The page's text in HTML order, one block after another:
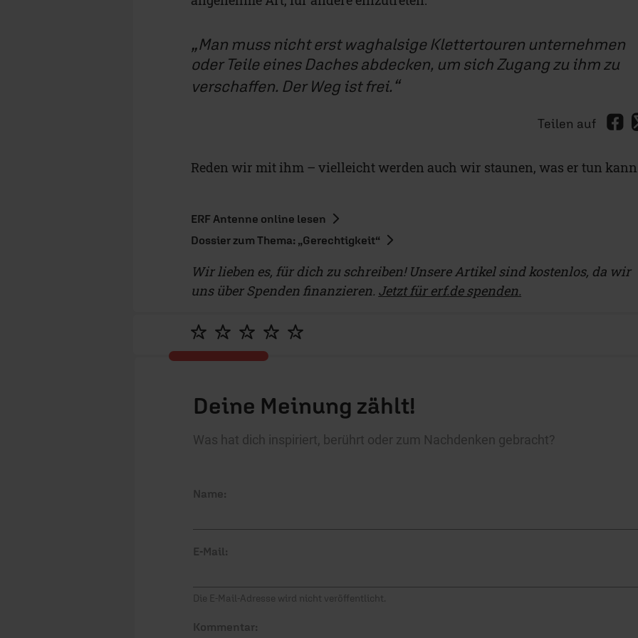
Man muss nicht erst waghalsige Klettertouren unternehmen
oder Teile eines Daches abdecken, um sich Zugang zu ihm zu
verschaffen. Der Weg ist frei.
Teilen auf
Reden wir mit ihm – vielleicht werden auch wir staunen, was er tun
ERF Antenne online lesen
Dossier zum Thema: „Gerechtigkeit“
Wir lieben es, für dich zu schreiben! Unsere Artikel sind kostenlos, da wir
uns über Spenden finanzieren. Jetzt für erf.de spenden.
Deine Meinung zählt!
Was hat dich inspiriert, berührt oder zum Nachdenken gebracht?
Name:
E-Mail:
Die E-Mail-Adresse wird nicht veröffentlicht.
Kommentar: